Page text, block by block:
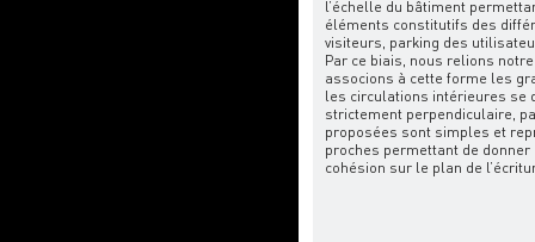
l’échelle du bâtiment
éléments constitutifs des
visiteurs, parking des
Par ce biais, nous relions
associons à cette forme les
les circulations intérieures se
strictement perpendiculaire,
proposées sont simples et
proches permettant de
cohésion sur le plan de